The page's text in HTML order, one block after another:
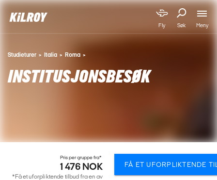
Fly Søk Meny
Studieturer Italia Roma
INSTITUSJONSBESØK
Pris per gruppe fra*
1 476 NOK
*Få et uforpliktende tilbud fra en av
FÅ ET UFORPLIKTENDE